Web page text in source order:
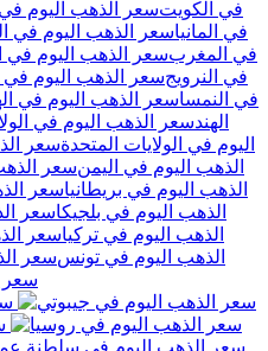
في الكويت
في المانيا
في المغرب
في النرويج
في النمسا
الهند
اليوم في الولايات المتحدة
الذهب اليوم في اليمن
الذهب اليوم في بريطانيا
الذهب اليوم في بلجيكا
الذهب اليوم في تركيا
الذهب اليوم في تونس
سعر